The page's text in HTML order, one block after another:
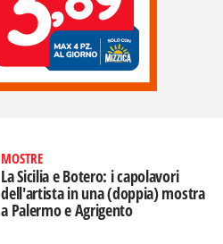
MOSTRE
La Sicilia e Botero: i capolavori
dell'artista in una (doppia) mostra
a Palermo e Agrigento